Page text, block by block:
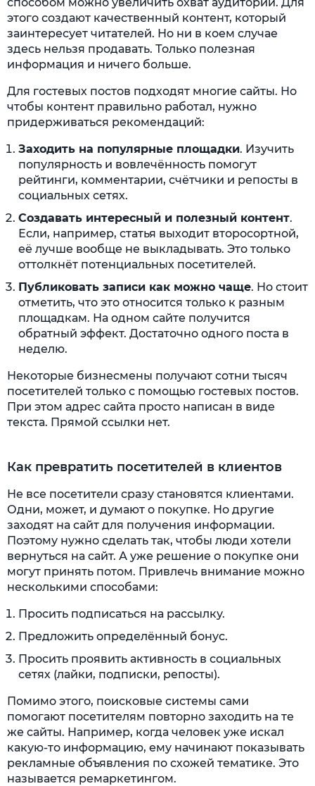
этого создают качественный контент, который
заинтересует читателей. Но ни в коем случае
здесь нельзя продавать. Только полезная
информация и ничего больше.
Для гостевых постов подходят многие сайты. Но
чтобы контент правильно работал, нужно
придерживаться рекомендаций:
Заходить на популярные площадки. Изучить
популярность и вовлечённость помогут
рейтинги, комментарии, счётчики и репосты в
социальных сетях.
Создавать интересный и полезный контент.
Если, например, статья выходит второсортной,
её лучше вообще не выкладывать. Это только
оттолкнёт потенциальных посетителей.
Публиковать записи как можно чаще. Но стоит
отметить, что это относится только к разным
площадкам. На одном сайте получится
обратный эффект. Достаточно одного поста в
неделю.
Некоторые бизнесмены получают сотни тысяч
посетителей только с помощью гостевых постов.
При этом адрес сайта просто написан в виде
текста. Прямой ссылки нет.
Как превратить посетителей в клиентов
Не все посетители сразу становятся клиентами.
Одни, может, и думают о покупке. Но другие
заходят на сайт для получения информации.
Поэтому нужно сделать так, чтобы люди хотели
вернуться на сайт. А уже решение о покупке они
могут принять потом. Привлечь внимание можно
несколькими способами:
Просить подписаться на рассылку.
Предложить определённый бонус.
Просить проявить активность в социальных
сетях (лайки, подписки, репосты).
Помимо этого, поисковые системы сами
помогают посетителям повторно заходить на те
же сайты. Например, когда человек уже искал
какую-то информацию, ему начинают показывать
рекламные объявления по схожей тематике. Это
называется ремаркетингом.